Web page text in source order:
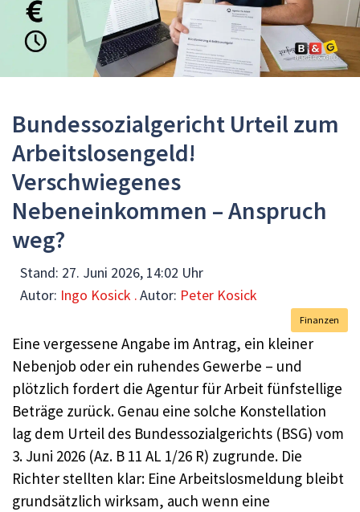
Bundessozialgericht Urteil zum
Arbeitslosengeld!
Verschwiegenes
Nebeneinkommen – Anspruch
weg?
Stand: 27. Juni 2026, 14:02 Uhr
Autor: Ingo Kosick .Autor: Peter Kosick
Finanzen
Eine vergessene Angabe im Antrag, ein kleiner
Nebenjob oder ein ruhendes Gewerbe – und
plötzlich fordert die Agentur für Arbeit fünfstellige
Beträge zurück. Genau eine solche Konstellation
lag dem Urteil des Bundessozialgerichts (BSG) vom
3. Juni 2026 (Az. B 11 AL 1/26 R) zugrunde. Die
Richter stellten klar: Eine Arbeitslosmeldung bleibt
grundsätzlich wirksam, auch wenn eine